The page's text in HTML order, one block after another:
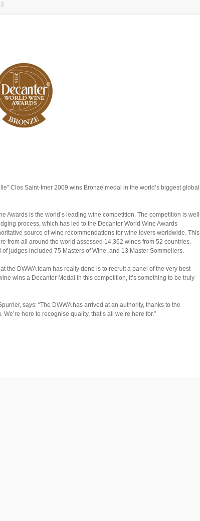
Clos Saint-Imer 2009 wins Bronze medal in the world’s biggest global
Awards is the world’s leading wine competition. The competition is well
process, which has led to the Decanter World Wine Awards
source of wine recommendations for wine lovers worldwide. This
from all around the world assessed 14,362 wines from 52 countries.
of judges included 75 Masters of Wine, and 13 Master Sommeliers.
the DWWA team has really done is to recruit a panel of the very best
wins a Decanter Medal in this competition, it’s something to be truly
says: “The DWWA has arrived at an authority, thanks to the
here to recognise quality, that’s all we’re here for.”